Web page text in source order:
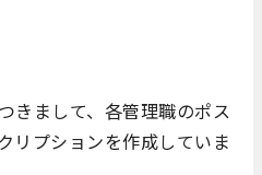
きまして、各管理職のポス
リプションを作成していま